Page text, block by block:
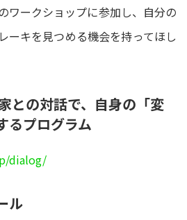
ワークショップに参加し、自分の
ーキを見つめる機会を持ってほし
との対話で、自身の「変
るプログラム
dialog/
ル